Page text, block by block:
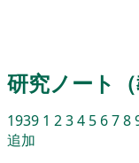
研究ノート
1939 1 234 5 678
追加